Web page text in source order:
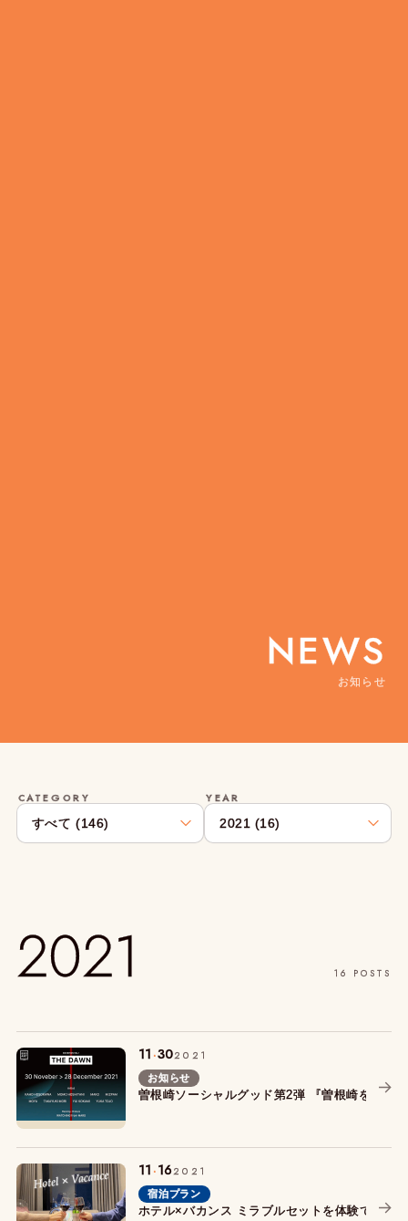
NEWS
お知らせ
CATEGORY YEAR
2021 16 POSTS
11 .302021
お知らせ
曽根崎ソーシャルグッド第2弾 『曽根崎をサス
11 .162021
宿泊プラン
ホテル×バカンス ミラブルセットを体験できる